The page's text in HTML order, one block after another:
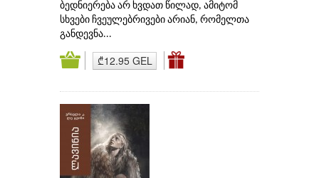
ბედნიერება არ ხვდათ წილად, ამიტომ
სხვები ჩვეულებრივები არიან, რომელთა
განდევნა...
₾12.95 GEL